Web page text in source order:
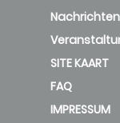
Cu
HRC-
Nachrichten
SITE KAART
FAQ
IMPRESSUM